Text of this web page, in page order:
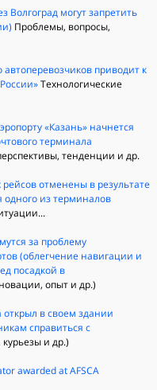
Волгоград могут запретить
Проблемы, вопросы,
приводит к
Технологические
«Казань» начнется
терминала
тенденции и др.
отменены в результате
одного из терминалов
за проблему
(облегчение навигации и
посадкой в
опыт и др.)
открыл в своем здании
справиться с
и др.)
awarded at AFSCA